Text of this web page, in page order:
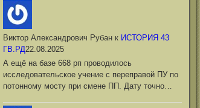
Виктор Александрович Рубанк ИСТОРИЯ 43
ГВ.РД22.08.2025
А ещё на базе 668 рп проводилось
исследовательское учение с переправой ПУ по
потонному мосту при смене ПП. Дату точно…